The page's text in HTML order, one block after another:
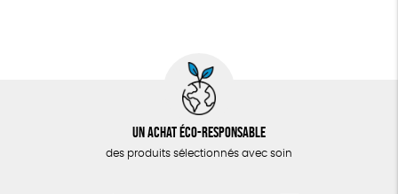
Un achat éco-responsable
des produits sélectionnés avec soin